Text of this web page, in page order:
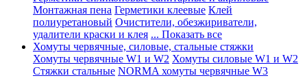
Монтажная пена Герметики клеевые Клей
полиуретановый Очистители, обезжириватели,
удалители краски и клея ... Показать все
Хомуты червячные, силовые, стальные стяжки
Хомуты червячные W1 и W2 Хомуты силовые W1 и W2
Стяжки стальные NORMA хомуты червячные W3